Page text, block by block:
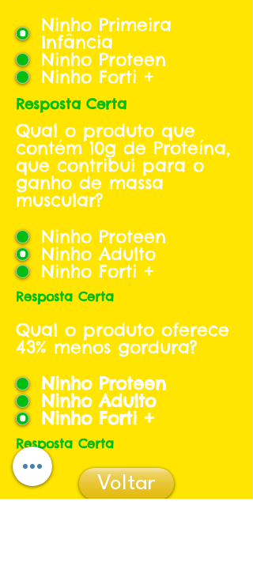
Ninho Primeira
Infância
Ninho Proteen
Ninho Forti +
Resposta Certa
Qual o produto que
contém 10g de Proteína,
que contribui para o
ganho de massa
muscular?
Ninho Proteen
Ninho Adulto
Ninho Forti +
Resposta Certa
Qual o produto oferece
43% menos gordura?
Ninho Proteen
Ninho Adulto
Ninho Forti +
Resposta Certa
Voltar